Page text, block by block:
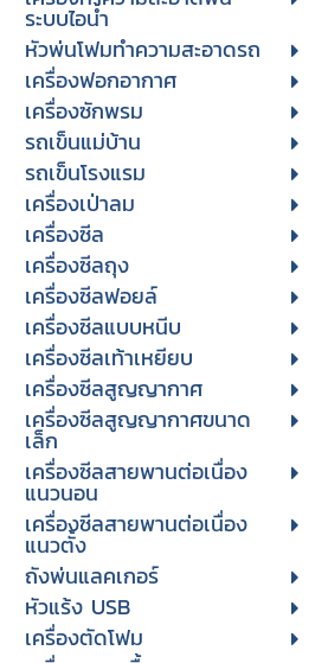
ระบบไอน้ำ
หัวพ่นโฟมทำความสะอาดรถ
เครื่องฟอกอากาศ
เครื่องซักพรม
รถเข็นแม่บ้าน
รถเข็นโรงแรม
เครื่องเป่าลม
เครื่องซีล
เครื่องซีลถุง
เครื่องซีลฟอยล์
เครื่องซีลแบบหนีบ
เครื่องซีลเท้าเหยียบ
เครื่องซีลสูญญากาศ
เครื่องซีลสูญญากาศขนาด
เล็ก
เครื่องซีลสายพานต่อเนื่อง
แนวนอน
เครื่องซีลสายพานต่อเนื่อง
แนวตั้ง
ถังพ่นแลคเกอร์
หัวแร้ง USB
เครื่องตัดโฟม